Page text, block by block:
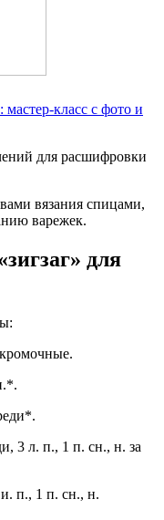
класс с фото и
для расшифровки
вязания спицами,
варежек.
для
3 л. п., 1 п. сн., н. за
п., 1 п. сн., н.